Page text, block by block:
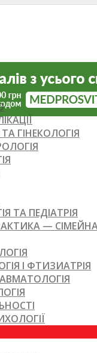
ГІНЕКОЛОГІЯ
ТА ПЕДІАТРІЯ
—
І ФТИЗИАТРІЯ